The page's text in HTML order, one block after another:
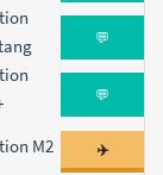
💬
💬
M2 ✈️